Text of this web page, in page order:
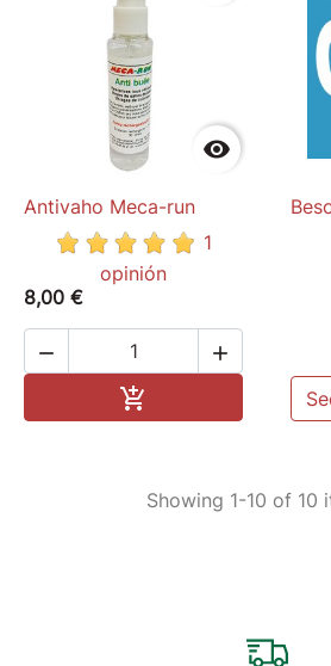

Antivaho Meca-run
1
opinión
8,00 €
 

Showing 1-10 of 10